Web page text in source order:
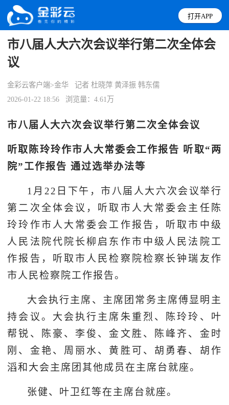
打开APP
市八届人大六次会议举行第二次全体会
议
金彩云客户端>金华
记者 杜晓萍 黄泽振 韩东儒
2026-01-22 18:56
浏览量：4.61万
市八届人大六次会议举行第二次全体会议
听取陈玲玲作市人大常委会工作报告 听取“两
院”工作报告 通过选举办法等
1月22日下午，市八届人大六次会议举行
第二次全体会议，听取市人大常委会主任陈
玲玲作市人大常委会工作报告，听取市中级
人民法院代院长柳启东作市中级人民法院工
作报告，听取市人民检察院检察长钟瑞友作
市人民检察院工作报告。
大会执行主席、主席团常务主席傅显明主
持会议。大会执行主席朱重烈、陈玲玲、叶
帮锐、陈豪、李俊、金文胜、陈峰齐、金时
刚、金艳、周丽水、黄胜可、胡勇春、胡作
滔和大会主席团其他成员在主席台就座。
张健、叶卫红等在主席台就座。